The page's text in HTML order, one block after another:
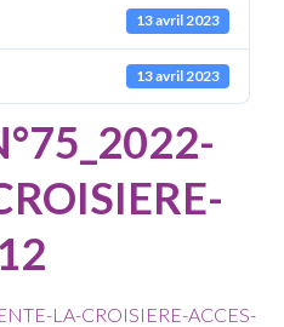
13 avril 2023
13 avril 2023
LA-CROISIERE-ACCES-